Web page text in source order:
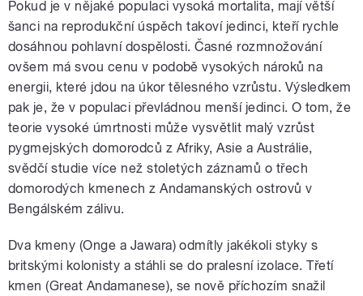
Pokud je v nějaké populaci vysoká mortalita, mají větší
šanci na reprodukční úspěch takoví jedinci, kteří rychle
dosáhnou pohlavní dospělosti. Časné rozmnožování
ovšem má svou cenu v podobě vysokých nároků na
energii, které jdou na úkor tělesného vzrůstu. Výsledkem
pak je, že v populaci převládnou menší jedinci. O tom, že
teorie vysoké úmrtnosti může vysvětlit malý vzrůst
pygmejských domorodců z Afriky, Asie a Austrálie,
svědčí studie více než stoletých záznamů o třech
domorodých kmenech z Andamanských ostrovů v
Bengálském zálivu.
Dva kmeny (Onge a Jawara) odmítly jakékoli styky s
britskými kolonisty a stáhli se do pralesní izolace. Třetí
kmen (Great Andamanese), se nově příchozím snažil